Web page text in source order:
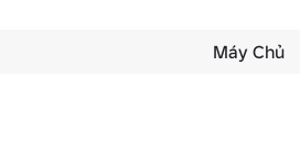
Máy Chủ